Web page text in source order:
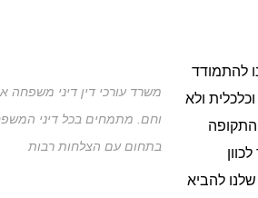
משרד עורכי דין דיני משפחה
וחם. מתמחים בכל דיני
בתחום עם הצלחות רבות
להתמודד
ולא
התקופה
להביא